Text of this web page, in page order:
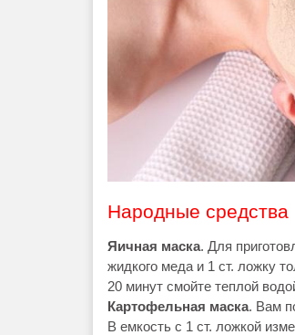
Народные средства
Яичная маска. Для
жидкого меда и 1 ст. ложку
20 минут смойте теплой
Картофельная маска. Вам
В емкость с 1 ст. ложкой